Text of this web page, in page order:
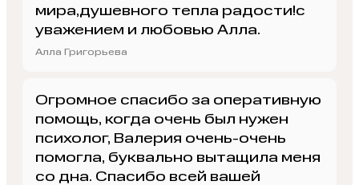
мира,душевного тепла радости!с
уважением и любовью Алла.
Алла Григорьева
Огромное спасибо за оперативную
помощь, когда очень был нужен
психолог, Валерия очень-очень
помогла, буквально вытащила меня
со дна. Спасибо всей вашей